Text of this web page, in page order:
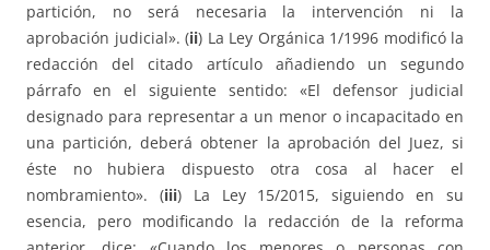
partición, no será necesaria la intervención ni la
aprobación judicial». (ii) La Ley Orgánica 1/1996 modificó la
redacción del citado artículo añadiendo un segundo
párrafo en el siguiente sentido: «El defensor judicial
designado para representar a un menor o incapacitado en
una partición, deberá obtener la aprobación del Juez, si
éste no hubiera dispuesto otra cosa al hacer el
nombramiento». (iii) La Ley 15/2015, siguiendo en su
esencia, pero modificando la redacción de la reforma